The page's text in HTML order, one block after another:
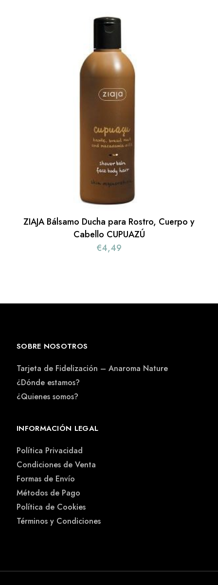
ZIAJA Bálsamo Ducha para Rostro, Cuerpo y
Cabello CUPUAZÚ
€4,49
SOBRE NOSOTROS
Tarjeta de Fidelización – Anaroma Nature
¿Dónde estamos?
¿Quienes somos?
INFORMACIÓN LEGAL
Política Privacidad
Condiciones de Venta
Formas de Envío
Métodos de Pago
Política de Cookies
Términos y Condiciones